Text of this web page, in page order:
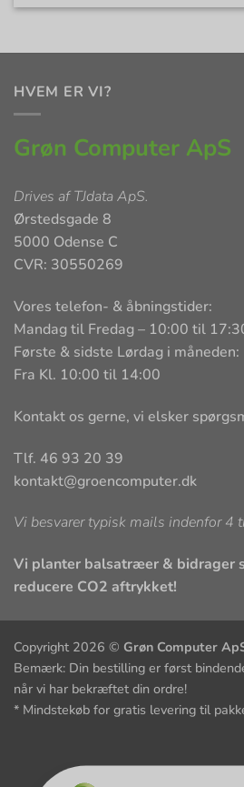
HVEM ER VI?
Grøn Computer ApS
Drives afTJdata ApS.
Ørstedsgade 8
5000 Odense C
CVR: 30550269
Vores telefon- & åbningstider:
Mandag til Fredag – 10:00 til
Første & sidste Lørdag i måneden:
Fra Kl. 10:00 til 14:00
Kontakt os gerne, vi elsker
Tlf. 46 93 20 39
kontakt@groencomputer.dk
Vi besvarer typisk mails indenfor 4
Vi planter balsatræer & bidrager
reducere CO2 aftrykket!
Copyright 2026 © Grøn Computer
Bemærk: Din bestilling er først
når vi har bekræftet din ordre!
* Mindstekøb for gratis levering til